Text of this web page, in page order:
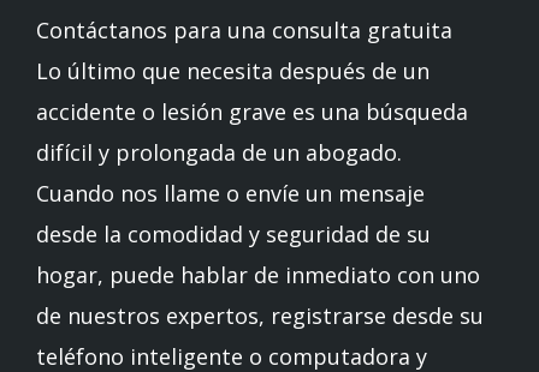
Contáctanos para una consulta gratuita
Lo último que necesita después de un
accidente o lesión grave es una búsqueda
difícil y prolongada de un abogado.
Cuando nos llame o envíe un mensaje
desde la comodidad y seguridad de su
hogar, puede hablar de inmediato con uno
de nuestros expertos, registrarse desde su
teléfono inteligente o computadora y